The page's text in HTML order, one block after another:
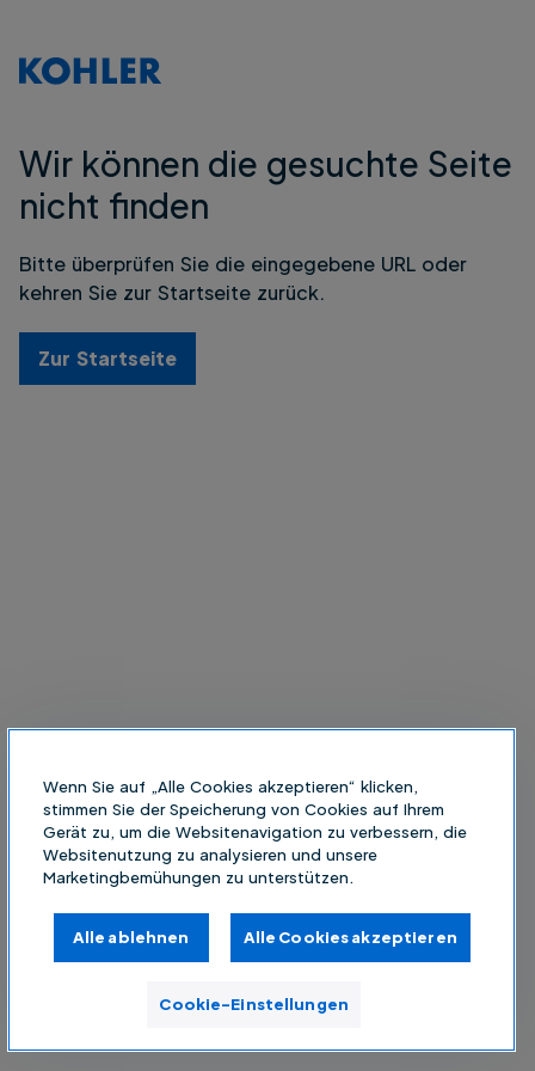
Wir können die gesuchte Seite
nicht finden
Bitte überprüfen Sie die eingegebene URL oder
kehren Sie zur Startseite zurück.
Zur Startseite
Wenn Sie auf „Alle Cookies akzeptieren“ klicken,
stimmen Sie der Speicherung von Cookies auf Ihrem
Gerät zu, um die Websitenavigation zu verbessern, die
Websitenutzung zu analysieren und unsere
Marketingbemühungen zu unterstützen.
Alle ablehnen Alle Cookies akzeptieren
Cookie-Einstellungen